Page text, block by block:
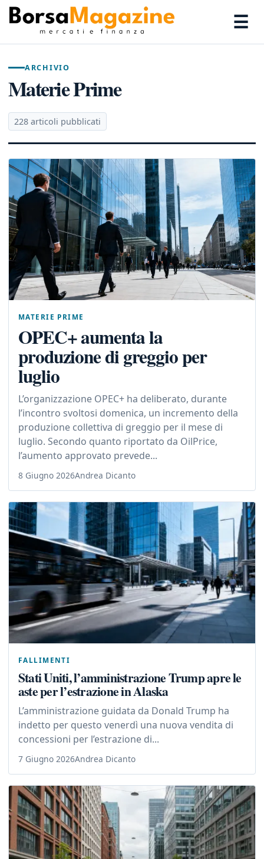
☰
ARCHIVIO
Materie Prime
228 articoli pubblicati
MATERIE PRIME
OPEC+ aumenta la
produzione di greggio per
luglio
L’organizzazione OPEC+ ha deliberato, durante
l’incontro svoltosi domenica, un incremento della
produzione collettiva di greggio per il mese di
luglio. Secondo quanto riportato da OilPrice,
l’aumento approvato prevede...
8 Giugno 2026Andrea Dicanto
FALLIMENTI
Stati Uniti, l’amministrazione Trump apre le
aste per l’estrazione in Alaska
L’amministrazione guidata da Donald Trump ha
indetto per questo venerdì una nuova vendita di
concessioni per l’estrazione di...
7 Giugno 2026Andrea Dicanto